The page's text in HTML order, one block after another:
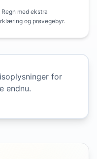
med ekstra
og prøvegebyr.
for
endnu.